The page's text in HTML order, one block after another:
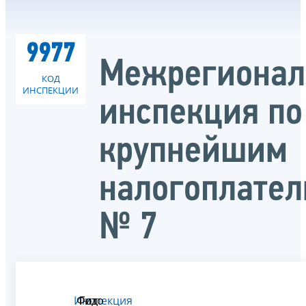
9977
КОД
ИНСПЕКЦИИ
инспекция по
крупнейшим
№ 7
Инспекция
Фото
Гид